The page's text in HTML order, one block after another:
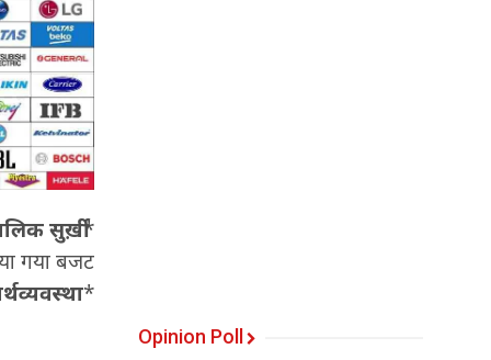
सुर्ख़ी*
गया बजट
*
Opinion Poll